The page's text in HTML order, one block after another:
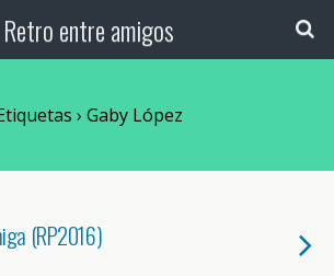
Retro entre amigos
› Gaby López
(RP2016)